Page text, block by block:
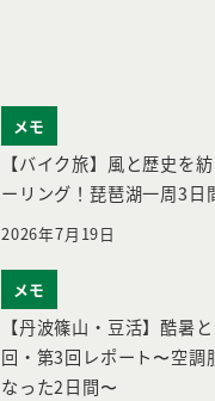
メモ
【バイク旅】風と歴史を
ーリング！琵琶湖一周3日
2026年7月19日
メモ
【丹波篠山・豆活】酷暑
回・第3回レポート〜空調
なった2日間〜